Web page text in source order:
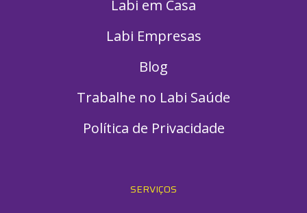
Labi em Casa
Labi Empresas
Blog
Trabalhe no Labi Saúde
Política de Privacidade
SERVIÇOS